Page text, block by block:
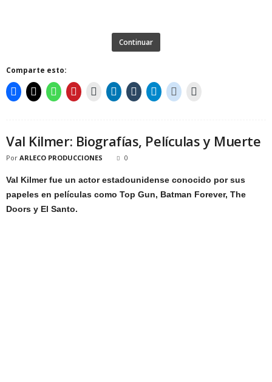
Continuar
Comparte esto:
Val Kilmer: Biografías, Películas y Muerte
Por ARLECO PRODUCCIONES 0
Val Kilmer fue un actor estadounidense conocido por sus
papeles en películas como Top Gun, Batman Forever, The
Doors y El Santo.